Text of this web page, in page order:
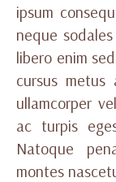
ipsum
neque
libero enim
cursus metus
ullamcorper
ac turpis
Natoque
montes